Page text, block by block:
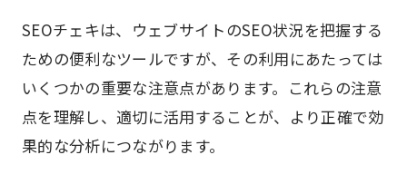
SEOチェキは、ウェブサイトのSEO状況を把握する
ための便利なツールですが、その利用にあたっては
いくつかの重要な注意点があります。これらの注意
点を理解し、適切に活用することが、より正確で効
果的な分析につながります。